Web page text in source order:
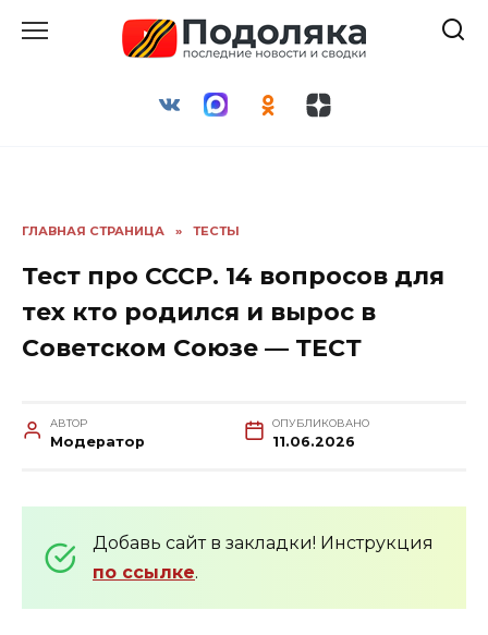
ГЛАВНАЯ СТРАНИЦА » ТЕСТЫ
Тест про СССР. 14 вопросов для
тех кто родился и вырос в
Советском Союзе — ТЕСТ
АВТОР
Модератор
ОПУБЛИКОВАНО
11.06.2026
Добавь сайт в закладки! Инструкция
по ссылке.